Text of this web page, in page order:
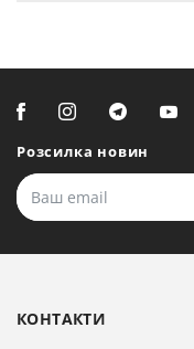
Розсилка новин
КОНТАКТИ